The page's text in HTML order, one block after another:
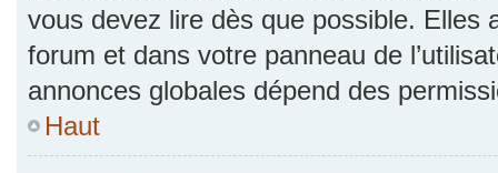
vous devez lire dès que possible. Elles
forum et dans votre panneau de
annonces globales dépend des
Haut